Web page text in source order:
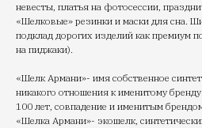
невесты, платья на фотосессии,
«Шелковые» резинки и маски для сна.
подклад дорогих изделий как премиум
на пиджаки).
«Шелк Армани»- имя собственное
никакого отношения к именитому
100 лет, совпадение и именитым
«Шелка Армани»- экошелк,